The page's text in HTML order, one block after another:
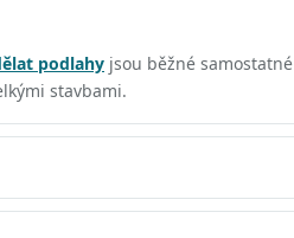
podlahy jsou běžné samostatné
stavbami.